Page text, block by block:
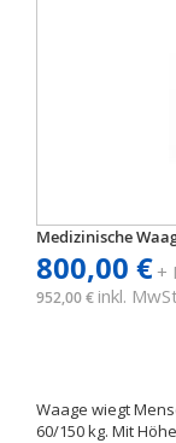
Medizinische
800,00 €+
952,00 € inkl.
Waage wiegt
60/150 kg. Mit